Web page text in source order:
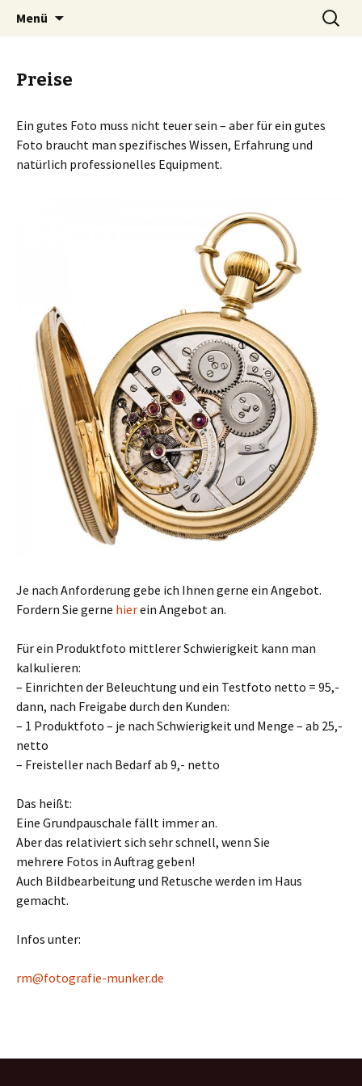
Fotografie Munker
Brillante Fotos für Web und Print
Menü
Suche
nach:
Preise
Ein gutes Foto muss nicht teuer sein – aber für ein gutes
Foto braucht man spezifisches Wissen, Erfahrung und
natürlich professionelles Equipment.
Je nach Anforderung gebe ich Ihnen gerne ein Angebot.
Fordern Sie gerne hierein Angebot an.
Für ein Produktfoto mittlerer Schwierigkeit kann man
kalkulieren:
– Einrichten der Beleuchtung und ein Testfoto netto = 95,-
dann, nach Freigabe durch den Kunden:
– 1 Produktfoto – je nach Schwierigkeit und Menge – ab 25,-
netto
– Freisteller nach Bedarf ab 9,- netto
Das heißt:
Eine Grundpauschale fällt immer an.
Aber das relativiert sich sehr schnell, wenn Sie
mehrere Fotos in Auftrag geben!
Auch Bildbearbeitung und Retusche werden im Haus
gemacht.
Infos unter:
rm@fotografie-munker.de